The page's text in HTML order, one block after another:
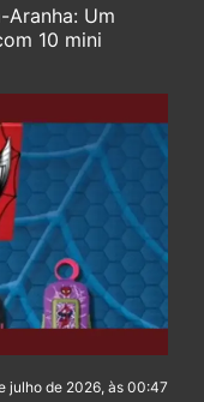
Um
10 mini
julho de 2026, às 00:47